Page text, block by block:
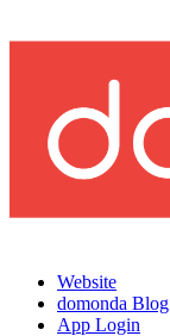
Website
domonda Blog
App Login